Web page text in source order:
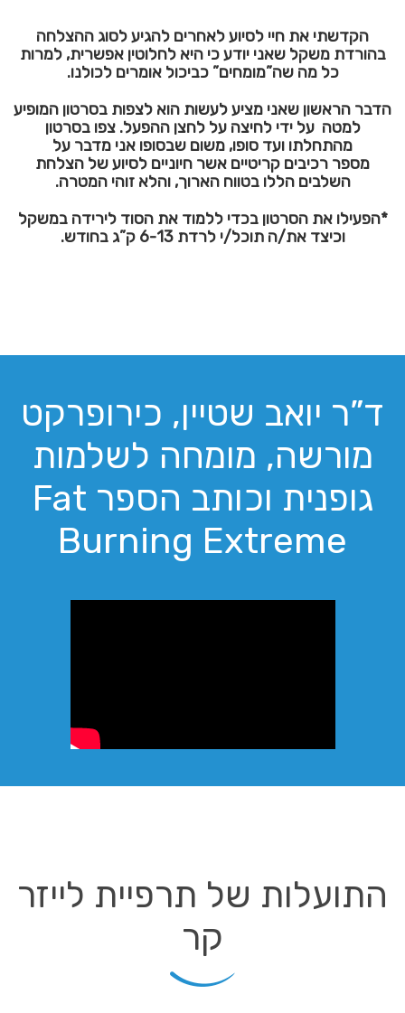
הקדשתי את חיי לסיוע לאחרים להגיע לסוג ההצלחה
בהורדת משקל שאני יודע כי היא לחלוטין אפשרית, למרות
כל מה שה”מומחים” כביכול אומרים לכולנו.
הדבר הראשון שאני מציע לעשות הוא לצפות בסרטון המופיע
למטה על ידי לחיצה על לחצן ההפעל. צפו בסרטון
מהתחלתו ועד סופו, משום שבסופו אני מדבר על
מספר רכיבים קריטיים אשר חיוניים לסיוע של הצלחת
השלבים הללו בטווח הארוך, והלא זוהי המטרה.
*הפעילו את הסרטון בכדי ללמוד את הסוד לירידה במשקל
וכיצד את/ה תוכל/י לרדת 6-13 ק”ג בחודש.
ד”ר יואב שטיין, כירופרקט
מורשה, מומחה לשלמות
גופנית וכותב הספר Fat
Burning Extreme
התועלות של תרפיית לייזר
קר